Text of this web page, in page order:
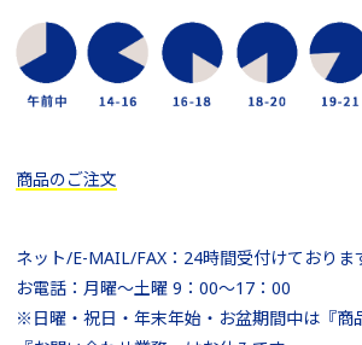
商品のご注文
ネット/E-MAIL/FAX：24時間受付けておりま
お電話：月曜～土曜 9：00～17：00
※日曜・祝日・年末年始・お盆期間中は『商